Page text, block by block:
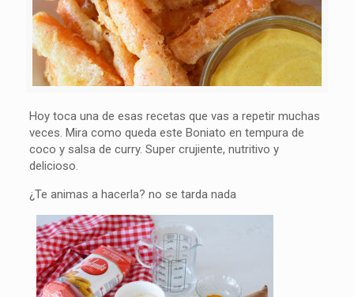
Hoy toca una de esas recetas que vas a repetir muchas
veces. Mira como queda este Boniato en tempura de
coco y salsa de curry. Super crujiente, nutritivo y
delicioso.
¿Te animas a hacerla? no se tarda nada